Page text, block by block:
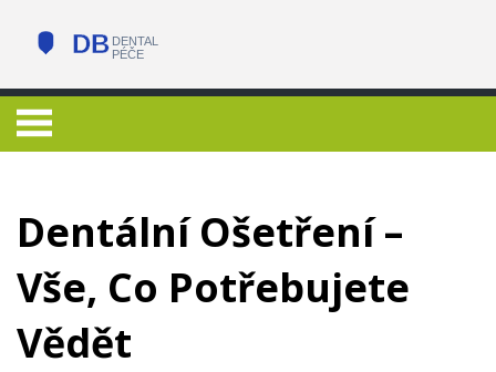
Dentální Ošetření –
Vše, Co Potřebujete
Vědět